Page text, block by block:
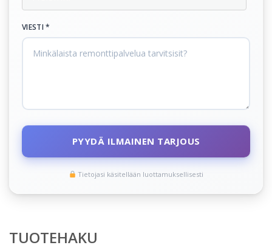
VIESTI *
PYYDÄ ILMAINEN TARJOUS
Tietojasi käsitellään luottamuksellisesti
TUOTEHAKU